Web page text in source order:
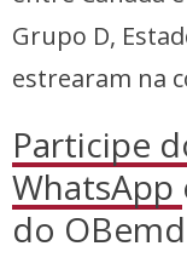
Grupo D,
estrearam na
Participe
WhatsApp
do